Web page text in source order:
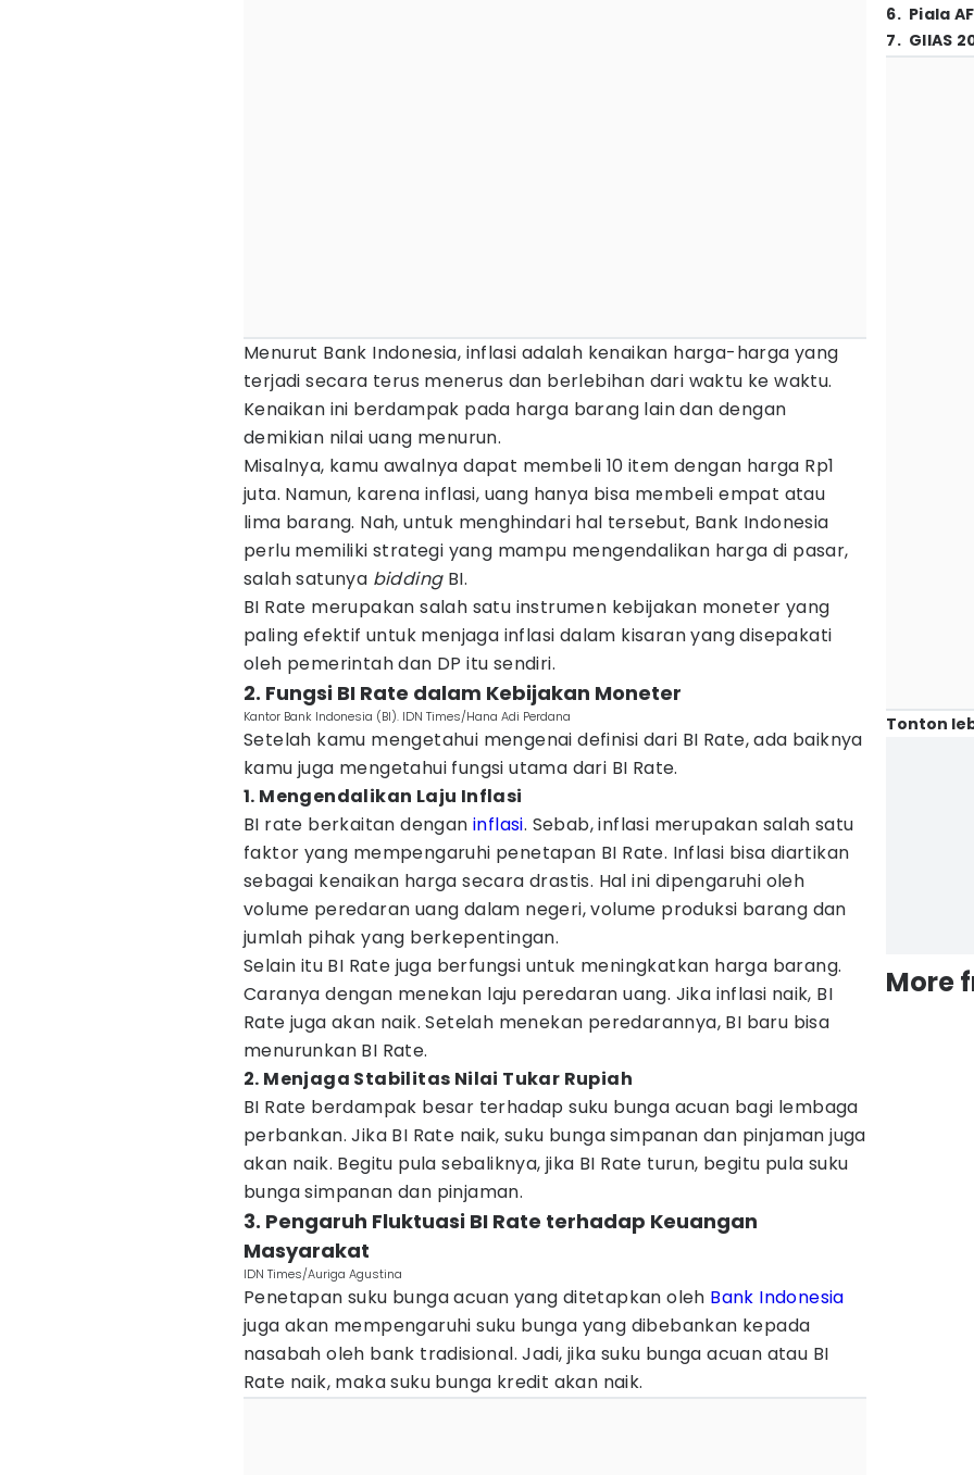
Menurut Bank Indonesia, inflasi adalah kenaikan harga-harga yang
terjadi secara terus menerus dan berlebihan dari waktu ke waktu.
Kenaikan ini berdampak pada harga barang lain dan dengan
demikian nilai uang menurun.
Misalnya, kamu awalnya dapat membeli 10 item dengan harga Rp1
juta. Namun, karena inflasi, uang hanya bisa membeli empat atau
lima barang. Nah, untuk menghindari hal tersebut, Bank Indonesia
perlu memiliki strategi yang mampu mengendalikan harga di pasar,
salah satunya biddingBI.
BI Rate merupakan salah satu instrumen kebijakan moneter yang
paling efektif untuk menjaga inflasi dalam kisaran yang disepakati
oleh pemerintah dan DP itu sendiri.
2. Fungsi BI Rate dalam Kebijakan Moneter
Kantor Bank Indonesia (BI). IDN Times/Hana Adi Perdana
Setelah kamu mengetahui mengenai definisi dari BI Rate, ada baiknya
kamu juga mengetahui fungsi utama dari BI Rate.
1. Mengendalikan Laju Inflasi
BI rate berkaitan dengan inflasi. Sebab, inflasi merupakan salah satu
faktor yang mempengaruhi penetapan BI Rate. Inflasi bisa diartikan
sebagai kenaikan harga secara drastis. Hal ini dipengaruhi oleh
volume peredaran uang dalam negeri, volume produksi barang dan
jumlah pihak yang berkepentingan.
Selain itu BI Rate juga berfungsi untuk meningkatkan harga barang.
Caranya dengan menekan laju peredaran uang. Jika inflasi naik, BI
Rate juga akan naik. Setelah menekan peredarannya, BI baru bisa
menurunkan BI Rate.
2. Menjaga Stabilitas Nilai Tukar Rupiah
BI Rate berdampak besar terhadap suku bunga acuan bagi lembaga
perbankan. Jika BI Rate naik, suku bunga simpanan dan pinjaman juga
akan naik. Begitu pula sebaliknya, jika BI Rate turun, begitu pula suku
bunga simpanan dan pinjaman.
3. Pengaruh Fluktuasi BI Rate terhadap Keuangan
Masyarakat
IDN Times/Auriga Agustina
Penetapan suku bunga acuan yang ditetapkan oleh Bank Indonesia
juga akan mempengaruhi suku bunga yang dibebankan kepada
nasabah oleh bank tradisional. Jadi, jika suku bunga acuan atau BI
Rate naik, maka suku bunga kredit akan naik.
6. Piala
7. GIIAS
Tonton
More